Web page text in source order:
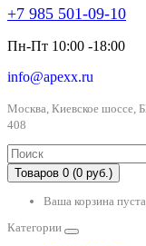
+7 985 501-09-10
Пн-Пт 10:00 -18:00
info@apexx.ru
Москва, Киевское
408
Товаров 0 (0 руб.)
Ваша корзина
Категории